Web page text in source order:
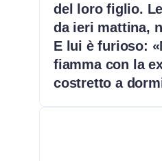
del loro figlio.
da ieri mattina,
E lui è furioso:
fiamma con la
costretto a